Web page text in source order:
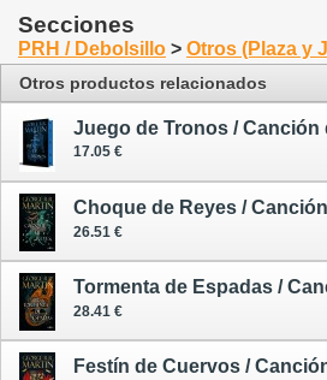
Secciones
PRH / Debolsillo > Otros (Plaza y
Otros productos relacionados
17.05 €
26.51 €
28.41 €